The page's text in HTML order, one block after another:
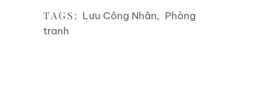
TAGS: Lưu Công Nhân, Phòng
tranh